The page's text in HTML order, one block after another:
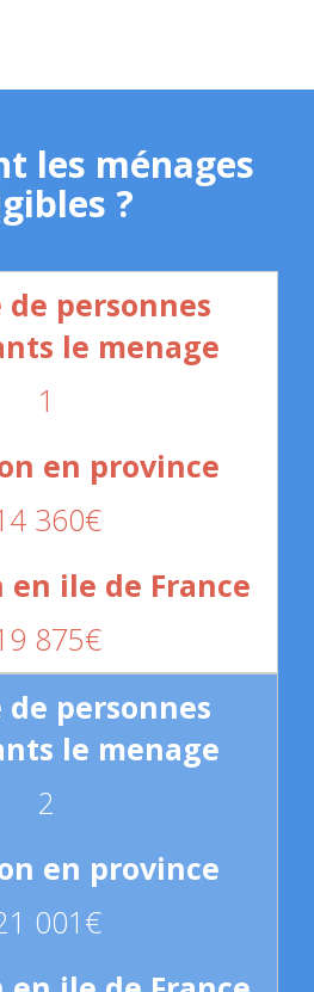
les ménages
?
1
360€
875€
2
001€